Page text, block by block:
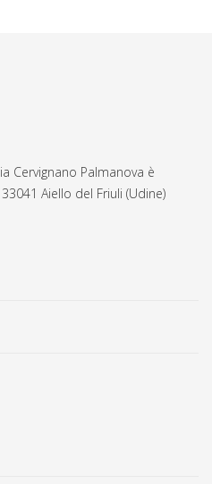
Cervignano Palmanova è
Aiello del Friuli (Udine)